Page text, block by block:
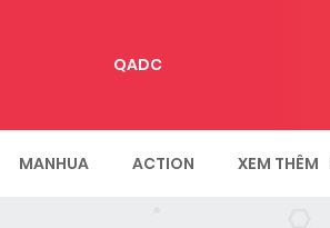
QADC
MANHUA ACTION XEM THÊM